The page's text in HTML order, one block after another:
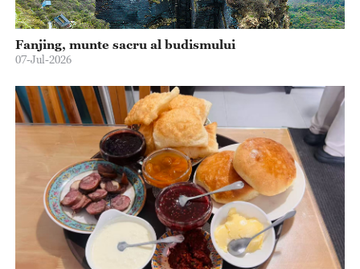
Fanjing, munte sacru al budismului
07-Jul-2026